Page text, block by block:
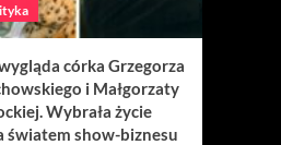
córka Grzegorza
i Małgorzaty
Wybrała życie
światem show-biznesu